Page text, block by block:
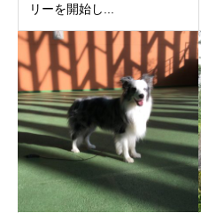
リーを開始し...